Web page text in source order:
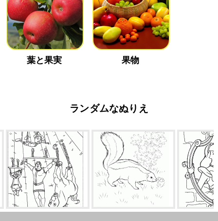
葉と果実 果物
ランダムなぬりえ
刑務所で 食べ物を探しスカンク シンデレ